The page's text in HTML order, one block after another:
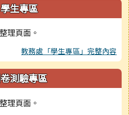
學生專區
理頁面。
教務處「學生專區」完整內容
測驗專區
理頁面。